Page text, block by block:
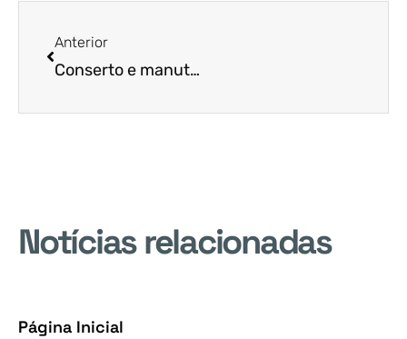
Anterior
Conserto e manutenção de motos
Notícias relacionadas
Página Inicial